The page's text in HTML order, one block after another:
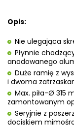
Opis:
Nie ulegająca
Płynnie
anodowanego
Duże ramię z
i dwoma
Max. piła-Ø 315
zamontowanym
Seryjnie z
dociskiem